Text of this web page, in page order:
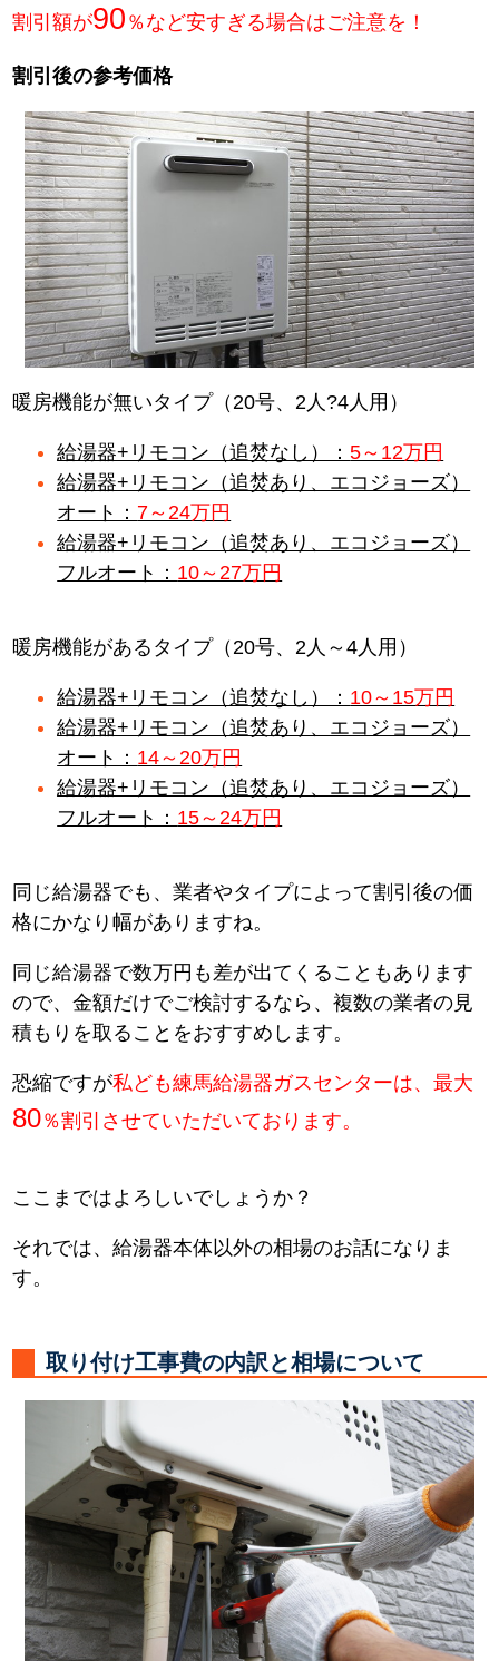
割引額が90 ％など安すぎる場合はご注意を！
割引後の参考価格
暖房機能が無いタイプ（20号、2人?4人用）
給湯器+リモコン（追焚なし）：5～12万円
給湯器+リモコン（追焚あり、エコジョーズ）
オート： 7～24万円
給湯器+リモコン（追焚あり、エコジョーズ）
フルオート： 10～27万円
暖房機能があるタイプ（20号、2人～4人用）
給湯器+リモコン（追焚なし）： 10～15万円
給湯器+リモコン（追焚あり、エコジョーズ）
オート： 14～20万円
給湯器+リモコン（追焚あり、エコジョーズ）
フルオート： 15～24万円
同じ給湯器でも、業者やタイプによって割引後の価
格にかなり幅がありますね。
同じ給湯器で数万円も差が出てくることもあります
ので、金額だけでご検討するなら、複数の業者の見
積もりを取ることをおすすめします。
恐縮ですが私ども練馬給湯器ガスセンターは、最大
80％割引させていただいております。
ここまではよろしいでしょうか？
それでは、給湯器本体以外の相場のお話になりま
す。
取り付け工事費の内訳と相場について